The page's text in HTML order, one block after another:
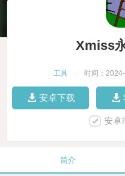
Xmiss
工具 时间：
安卓下载
安卓
简介